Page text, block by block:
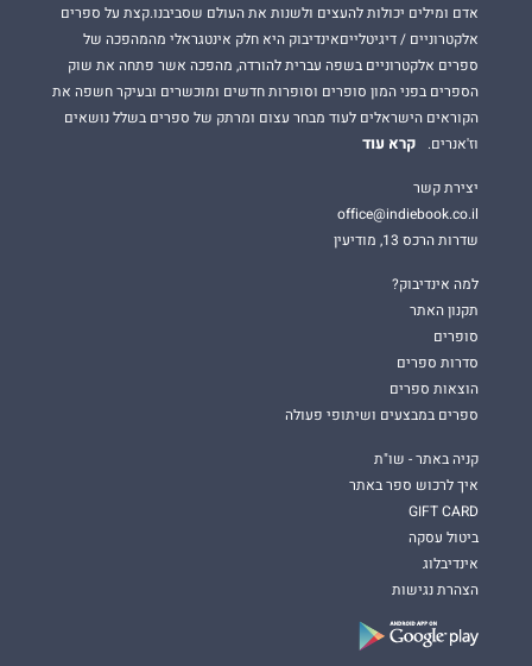
אדם ומילים יכולות להעצים ולשנות את העולם שסביבנו.קצת על ספרים
אלקטרוניים / דיגיטלייםאינדיבוק היא חלק אינטגראלי מהמהפכה של
ספרים אלקטרוניים בשפה עברית להורדה, מהפכה אשר פתחה את שוק
הספרים בפני המון סופרים וסופרות חדשים ומוכשרים ובעיקר חשפה את
הקוראים הישראלים לעוד מבחר עצום ומרתק של ספרים בשלל נושאים
וז'אנרים.
קרא עוד
יצירת קשר
office@indiebook.co.il
שדרות הרכס 13, מודיעין
למה אינדיבוק?
תקנון האתר
סופרים
סדרות ספרים
הוצאות ספרים
ספרים במבצעים ושיתופי פעולה
קניה באתר - שו"ת
איך לרכוש ספר באתר
GIFT CARD
ביטול עסקה
אינדיבלוג
הצהרת נגישות